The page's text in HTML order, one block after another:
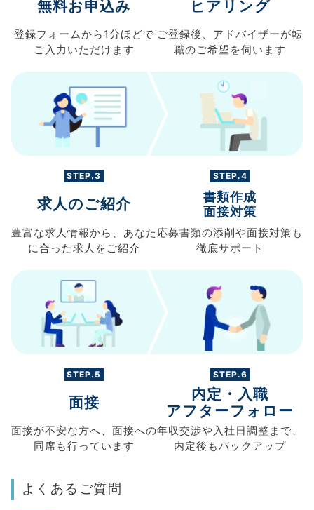
無料お申込み
登録フォームから 1分ほどで
ご入力 いただけます
ヒアリング
ご登録後、 アドバイザーが転
職のご希望を伺います
STEP.3
求人のご紹介
豊富な求人情報から、 あなた
に合った求人を ご紹介
STEP.4
書類作成
面接対策
応募書類の添削や面接対策も
徹底サポート
STEP.5
面接
面接が不安な方へ、 面接への
同席も行っています
STEP.6
内定・入職
アフターフォロー
年収交渉や入社日調整まで、
内定後もバックアップ
よくあるご質問